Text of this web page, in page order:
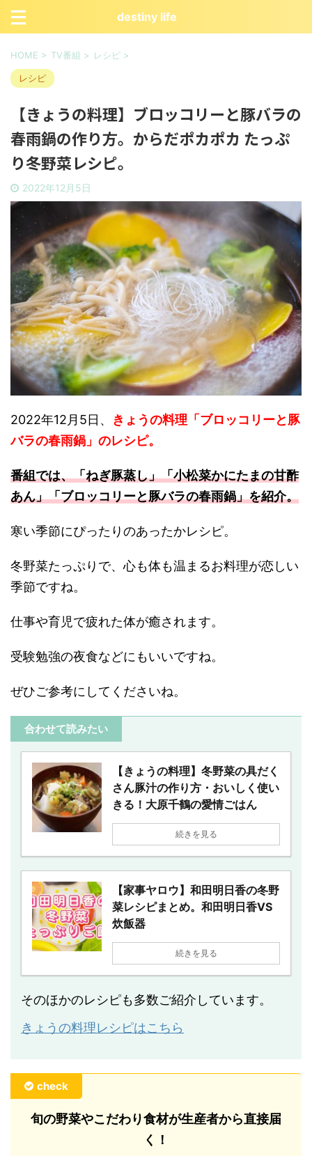
destiny life
HOME > TV番組 > レシピ >
レシピ
【きょうの料理】ブロッコリーと豚バラの
春雨鍋の作り方。からだポカポカ たっぷ
り冬野菜レシピ。
2022年12月5日
2022年12月5日、 きょうの料理「ブロッコリーと豚
バラの春雨鍋」のレシピ。
番組では、「ねぎ豚蒸し」「小松菜かにたまの甘酢
あん」「ブロッコリーと豚バラの春雨鍋」を紹介。
寒い季節にぴったりのあったかレシピ。
冬野菜たっぷりで、心も体も温まるお料理が恋しい
季節ですね。
仕事や育児で疲れた体が癒されます。
受験勉強の夜食などにもいいですね。
ぜひご参考にしてくださいね。
合わせて読みたい
【きょうの料理】冬野菜の具だく
さん豚汁の作り方・おいしく使い
きる！大原千鶴の愛情ごはん
続きを見る
【家事ヤロウ】和田明日香の冬野
菜レシピまとめ。和田明日香VS
炊飯器
続きを見る
そのほかのレシピも多数ご紹介しています。
きょうの料理レシピはこちら
check
旬の野菜やこだわり食材が生産者から直接届
く！